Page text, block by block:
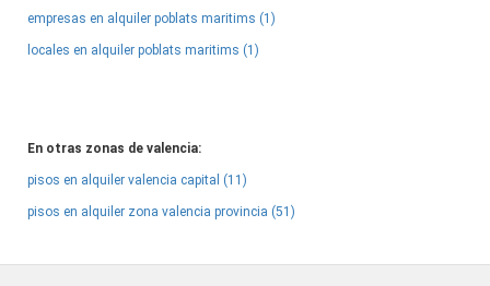
empresas en alquiler poblats maritims (1)
locales en alquiler poblats maritims (1)
En otras zonas de valencia:
pisos en alquiler valencia capital (11)
pisos en alquiler zona valencia provincia (51)